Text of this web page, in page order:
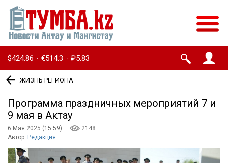
$424.86 · €514.3 · ₽5.83
ЖИЗНЬ РЕГИОНА
Программа праздничных мероприятий 7 и
9 мая в Актау
6 Мая 2025 (15:59) ·
2148
Автор: Редакция